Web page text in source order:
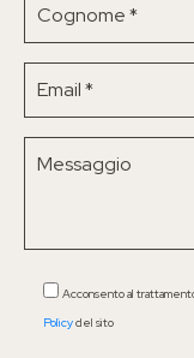
Acconsento al
Policydel sito